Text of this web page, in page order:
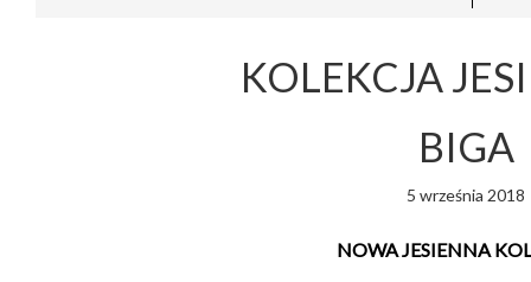
KOLEKCJA
BIGA
5 września 2018
NOWA JESIENNA